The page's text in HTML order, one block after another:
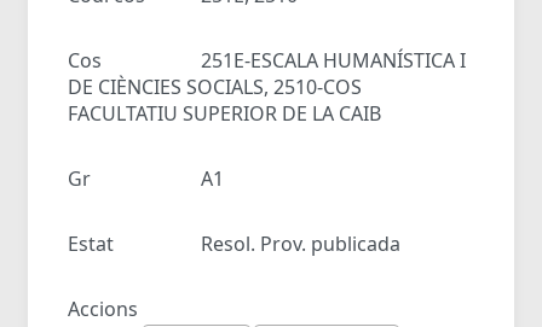
Cos
251E-ESCALA HUMANÍSTICA I
DE CIÈNCIES SOCIALS, 2510-COS
FACULTATIU SUPERIOR DE LA CAIB
Gr A1
Estat Resol. Prov. publicada
Accions